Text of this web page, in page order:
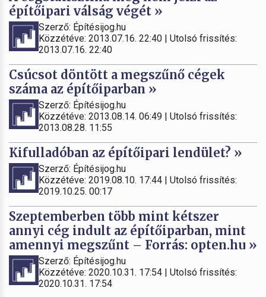
építőipari válság végét »
Szerző: Építésijog.hu
Közzétéve: 2013.07.16. 22:40 | Utolsó frissítés:
2013.07.16. 22:40
Csúcsot döntött a megszűnő cégek
száma az építőiparban »
Szerző: Építésijog.hu
Közzétéve: 2013.08.14. 06:49 | Utolsó frissítés:
2013.08.28. 11:55
Kifulladóban az építőipari lendület? »
Szerző: Építésijog.hu
Közzétéve: 2019.08.10. 17:44 | Utolsó frissítés:
2019.10.25. 00:17
Szeptemberben több mint kétszer
annyi cég indult az építőiparban, mint
amennyi megszűnt – Forrás: opten.hu »
Szerző: Építésijog.hu
Közzétéve: 2020.10.31. 17:54 | Utolsó frissítés:
2020.10.31. 17:54